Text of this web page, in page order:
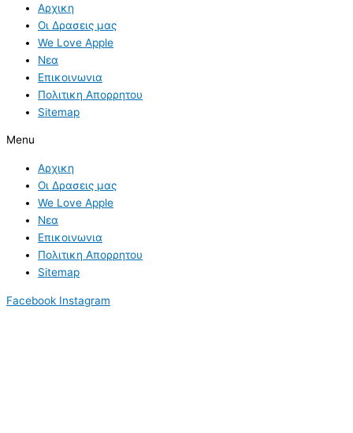
Αρχικη
Οι Δρασεις μας
We Love Apple
Νεα
Επικοινωνια
Πολιτικη Απορρητου
Sitemap
Menu
Αρχικη
Οι Δρασεις μας
We Love Apple
Νεα
Επικοινωνια
Πολιτικη Απορρητου
Sitemap
Facebook Instagram